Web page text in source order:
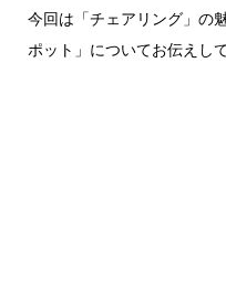
今回は「チェアリング」の
ポット」についてお伝えし